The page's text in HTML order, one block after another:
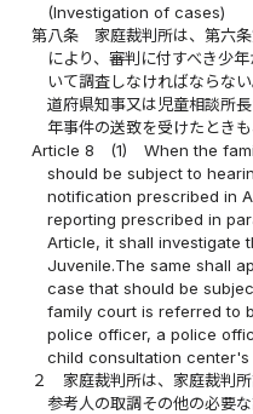
(Investigation of cases)
第八条
家庭裁判所は、第六
により、審判に付すべき少
いて調査しなければならな
道府県知事又は児童相談所
年事件の送致を受けたときも
Article 8
(1)
When the
should be subject to
notification prescribed in
reporting prescribed in
Article, it shall investigate
Juvenile.The same shall
case that should be
family court is referred to
police officer, a police
child consultation center's
２
家庭裁判所は、家庭裁判
参考人の取調その他の必要